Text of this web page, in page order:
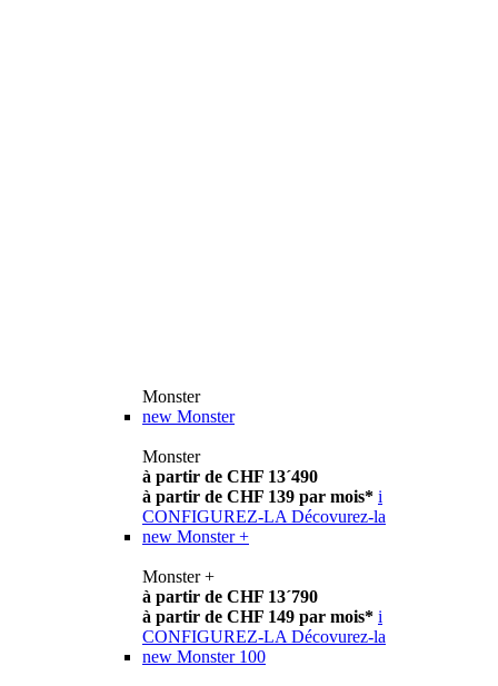
Monster
new Monster
Monster
à partir de CHF 13´490
à partir de CHF 139 par mois* i
CONFIGUREZ-LA Décovurez-la
new Monster +
Monster +
à partir de CHF 13´790
à partir de CHF 149 par mois* i
CONFIGUREZ-LA Décovurez-la
new Monster 100